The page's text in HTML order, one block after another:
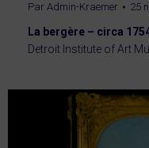
Par Admin-Kraemer 25
La bergère – circa
Detroit Institute of Art